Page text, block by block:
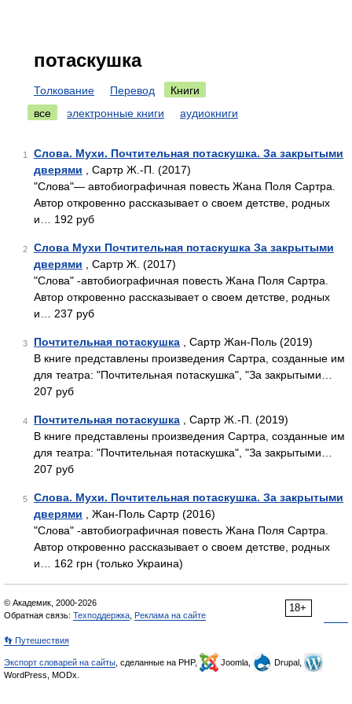
потаскушка
Толкование Перевод
Книги
все
электронные книги аудиокниги
1
Слова. Мухи. Почтительная потаскушка. За закрытыми
дверями , Сартр Ж.-П. (2017)
"Слова"— автобиографичная повесть Жана Поля Сартра.
Автор откровенно рассказывает о своем детстве, родных
и… 192 руб
2
Слова Мухи Почтительная потаскушка За закрытыми
дверями , Сартр Ж. (2017)
"Слова" -автобиографичная повесть Жана Поля Сартра.
Автор откровенно рассказывает о своем детстве, родных
и… 237 руб
3 Почтительная потаскушка , Сартр Жан-Поль (2019)
В книге представлены произведения Сартра, созданные им
для театра: "Почтительная потаскушка", "За закрытыми…
207 руб
4 Почтительная потаскушка , Сартр Ж.-П. (2019)
В книге представлены произведения Сартра, созданные им
для театра: "Почтительная потаскушка", "За закрытыми…
207 руб
5
Слова. Мухи. Почтительная потаскушка. За закрытыми
дверями , Жан-Поль Сартр (2016)
"Слова" -автобиографичная повесть Жана Поля Сартра.
Автор откровенно рассказывает о своем детстве, родных
и… 162 грн (только Украина)
18+
© Академик, 2000-2026
Обратная связь: Техподдержка Реклама на сайте
👣 Путешествия
Экспорт словарей на сайты , сделанные на PHP, Joomla,
Drupal,
WordPress, MODx.